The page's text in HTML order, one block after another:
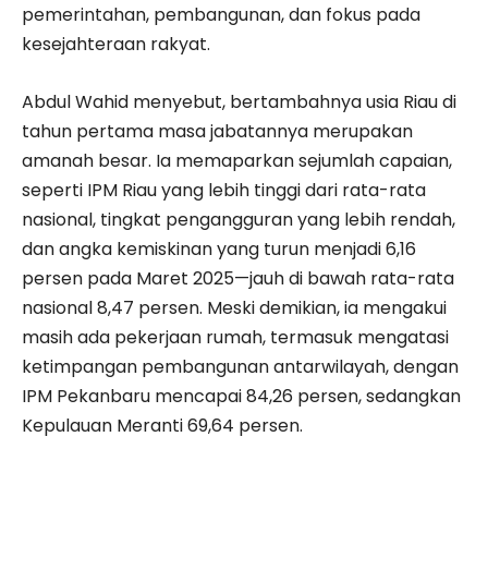
pemerintahan, pembangunan, dan fokus pada
kesejahteraan rakyat.
Abdul Wahid menyebut, bertambahnya usia Riau di
tahun pertama masa jabatannya merupakan
amanah besar. Ia memaparkan sejumlah capaian,
seperti IPM Riau yang lebih tinggi dari rata-rata
nasional, tingkat pengangguran yang lebih rendah,
dan angka kemiskinan yang turun menjadi 6,16
persen pada Maret 2025—jauh di bawah rata-rata
nasional 8,47 persen. Meski demikian, ia mengakui
masih ada pekerjaan rumah, termasuk mengatasi
ketimpangan pembangunan antarwilayah, dengan
IPM Pekanbaru mencapai 84,26 persen, sedangkan
Kepulauan Meranti 69,64 persen.